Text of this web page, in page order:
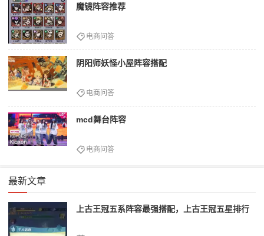
魔镜阵容推荐
电商问答
阴阳师妖怪小屋阵容搭配
电商问答
mcd舞台阵容
电商问答
最新文章
上古王冠五系阵容最强搭配，上古王冠五星排行